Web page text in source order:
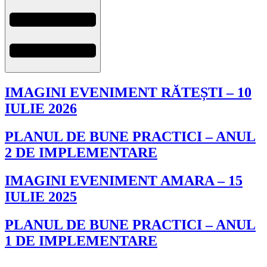
IMAGINI EVENIMENT RĂTEȘTI – 10
IULIE 2026
PLANUL DE BUNE PRACTICI – ANUL
2 DE IMPLEMENTARE
IMAGINI EVENIMENT AMARA – 15
IULIE 2025
PLANUL DE BUNE PRACTICI – ANUL
1 DE IMPLEMENTARE